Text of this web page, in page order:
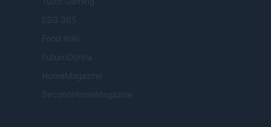
ESG 365
Food Wiki
FuturoDonna
HomeMagazine
SecondHomeMagazine